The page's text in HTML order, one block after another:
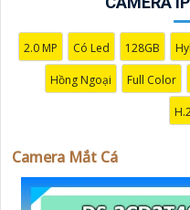
2.0 MP Có Led 128GB
Hồng Ngoại Full Color
Camera Mắt Cá